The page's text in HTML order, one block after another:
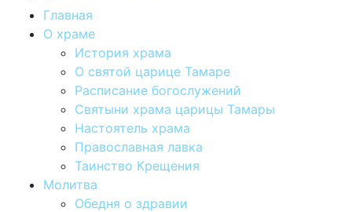
Главная
О храме
История храма
О святой царице Тамаре
Расписание богослужений
Святыни храма царицы Тамары
Настоятель храма
Православная лавка
Таинство Крещения
Молитва
Обедня о здравии